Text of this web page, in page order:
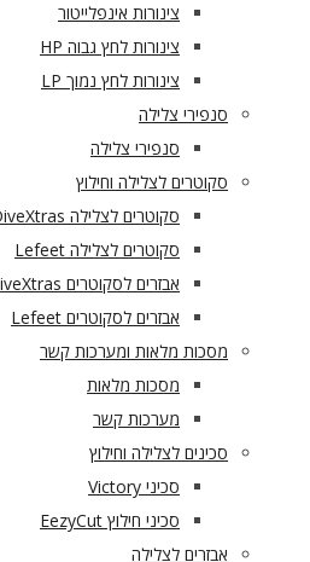
צינורות אינפלייטור
צינורות לחץ גבוה HP
צינורות לחץ נמוך LP
סנפירי צלילה
סנפירי צלילה
סקוטרים לצלילה וחילוץ
סקוטרים לצלילה DiveXtras
סקוטרים לצלילה Lefeet
אבזרים לסקוטרים DiveXtras
אבזרים לסקוטרים Lefeet
מסכות מלאות ומערכות קשר
מסכות מלאות
מערכות קשר
סכינים לצלילה וחילוץ
סכיני Victory
סכיני חילוץ EezyCut
אבזרים לצלילה